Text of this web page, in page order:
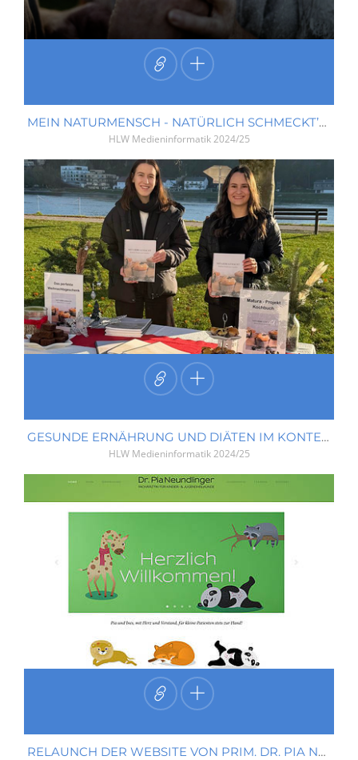
MEIN NATURMENSCH - NATÜRLICH SCHMECKT’S BESSER
HLW Medieninformatik2024/25
GESUNDE ERNÄHRUNG UND DIÄTEN IM KONTEXT
HLW Medieninformatik2024/25
RELAUNCH DER WEBSITE VON PRIM. DR. PIA NEUNDLINGER